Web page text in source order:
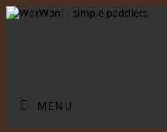
MENU